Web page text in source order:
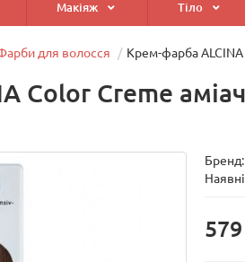
Макіяж Тіло
для волосся Крем-фарба ALCINA
Color Creme